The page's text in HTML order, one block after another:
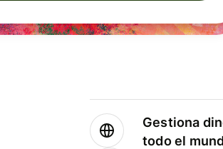
Gestiona
todo el